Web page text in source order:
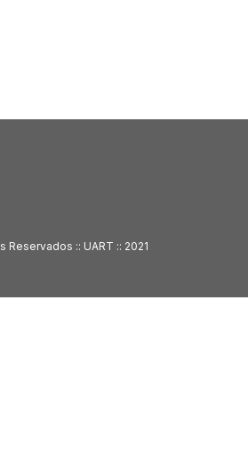
Reservados :: UART :: 2021